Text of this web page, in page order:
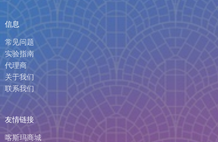
信息
常见问题
实验指南
代理商
关于我们
联系我们
友情链接
喀斯玛商城